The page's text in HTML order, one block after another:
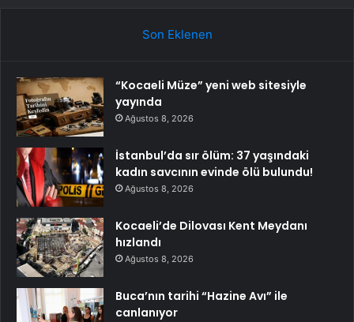
Son Eklenen
“Kocaeli Müze” yeni web sitesiyle
yayında
Ağustos 8, 2026
İstanbul’da sır ölüm: 37 yaşındaki
kadın savcının evinde ölü bulundu!
Ağustos 8, 2026
Kocaeli’de Dilovası Kent Meydanı
hızlandı
Ağustos 8, 2026
Buca’nın tarihi “Hazine Avı” ile
canlanıyor